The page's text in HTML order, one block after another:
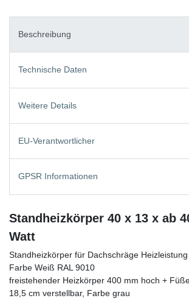
Beschreibung
Technische Daten
Weitere Details
EU-Verantwortlicher
GPSR Informationen
Standheizkörper 40 x 13 x ab
Watt
Standheizkörper für Dachschräge Heizleistung
Farbe Weiß RAL 9010
freistehender Heizkörper 400 mm hoch +
18,5 cm verstellbar, Farbe grau